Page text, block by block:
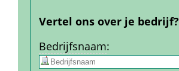
Vertel ons over je bedrijf?
Bedrijfs­naam: